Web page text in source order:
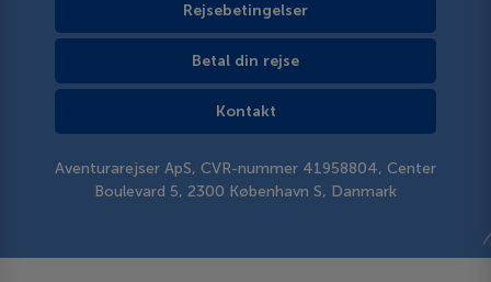
Rejsebetingelser
Betal din rejse
Kontakt
Aventurarejser ApS, CVR-nummer 41958804, Center
Boulevard 5, 2300 København S, Danmark